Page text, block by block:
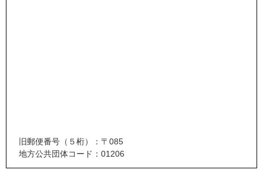
旧郵便番号（５桁）：〒085
地方公共団体コード：01206